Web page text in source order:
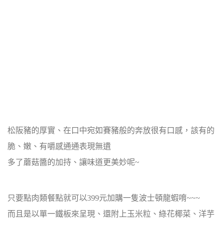
松阪豬的厚實、在口中宛如賽豬般的奔放很有口感，該有的
脆、嫩、有嚼感通通表現無遺
多了蘑菇醬的加持、讓味道更美妙呢~
只要點肉類餐點就可以399元加購一隻波士頓龍蝦唷~~~
而且是以單一鐵板來呈現、還附上玉米粒、綠花椰菜、洋芋